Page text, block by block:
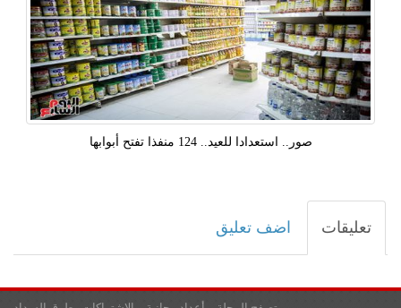
صور.. استعدادا للعيد.. 124 منفذا تفتح أبوابها
تعليقات اضف تعليق